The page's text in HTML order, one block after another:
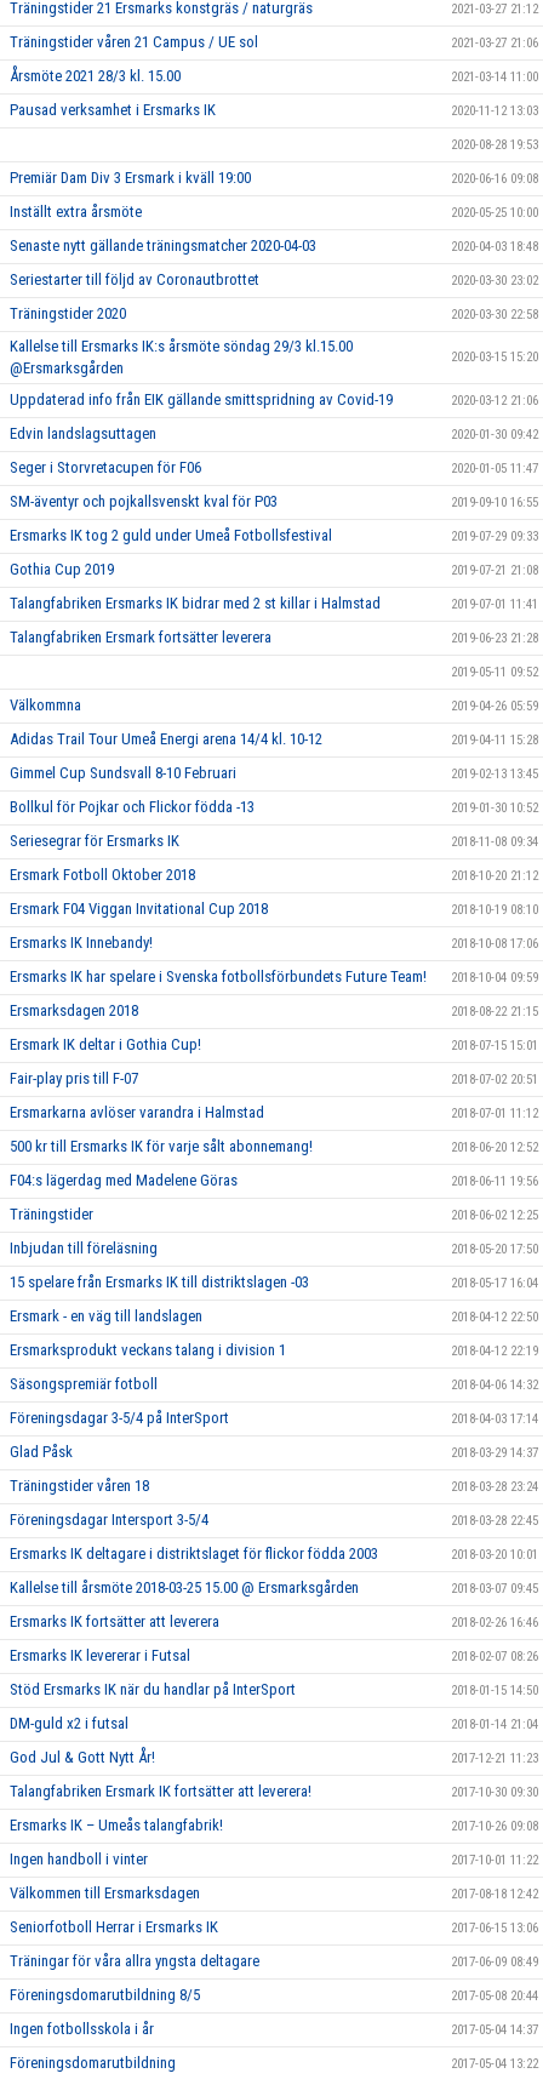
Träningstider 21 Ersmarks konstgräs / naturgräs 2021-03-27 21:12
Träningstider våren 21 Campus / UE sol 2021-03-27 21:06
Årsmöte 2021 28/3 kl. 15.00 2021-03-14 11:00
Pausad verksamhet i Ersmarks IK 2020-11-12 13:03
2020-08-28 19:53
Premiär Dam Div 3 Ersmark i kväll 19:00 2020-06-16 09:08
Inställt extra årsmöte 2020-05-25 10:00
Senaste nytt gällande träningsmatcher 2020-04-03 2020-04-03 18:48
Seriestarter till följd av Coronautbrottet 2020-03-30 23:02
Träningstider 2020 2020-03-30 22:58
Kallelse till Ersmarks IK:s årsmöte söndag 29/3 kl.15.00
@Ersmarksgården
2020-03-15 15:20
Uppdaterad info från EIK gällande smittspridning av Covid-19 2020-03-12 21:06
Edvin landslagsuttagen 2020-01-30 09:42
Seger i Storvretacupen för F06 2020-01-05 11:47
SM-äventyr och pojkallsvenskt kval för P03 2019-09-10 16:55
Ersmarks IK tog 2 guld under Umeå Fotbollsfestival 2019-07-29 09:33
Gothia Cup 2019 2019-07-21 21:08
Talangfabriken Ersmarks IK bidrar med 2 st killar i Halmstad 2019-07-01 11:41
Talangfabriken Ersmark fortsätter leverera 2019-06-23 21:28
2019-05-11 09:52
Välkommna 2019-04-26 05:59
Adidas Trail Tour Umeå Energi arena 14/4 kl. 10-12 2019-04-11 15:28
Gimmel Cup Sundsvall 8-10 Februari 2019-02-13 13:45
Bollkul för Pojkar och Flickor födda -13 2019-01-30 10:52
Seriesegrar för Ersmarks IK 2018-11-08 09:34
Ersmark Fotboll Oktober 2018 2018-10-20 21:12
Ersmark F04 Viggan Invitational Cup 2018 2018-10-19 08:10
Ersmarks IK Innebandy! 2018-10-08 17:06
Ersmarks IK har spelare i Svenska fotbollsförbundets Future Team! 2018-10-04 09:59
Ersmarksdagen 2018 2018-08-22 21:15
Ersmark IK deltar i Gothia Cup! 2018-07-15 15:01
Fair-play pris till F-07 2018-07-02 20:51
Ersmarkarna avlöser varandra i Halmstad 2018-07-01 11:12
500 kr till Ersmarks IK för varje sålt abonnemang! 2018-06-20 12:52
F04:s lägerdag med Madelene Göras 2018-06-11 19:56
Träningstider 2018-06-02 12:25
Inbjudan till föreläsning 2018-05-20 17:50
15 spelare från Ersmarks IK till distriktslagen -03 2018-05-17 16:04
Ersmark - en väg till landslagen 2018-04-12 22:50
Ersmarksprodukt veckans talang i division 1 2018-04-12 22:19
Säsongspremiär fotboll 2018-04-06 14:32
Föreningsdagar 3-5/4 på InterSport 2018-04-03 17:14
Glad Påsk 2018-03-29 14:37
Träningstider våren 18 2018-03-28 23:24
Föreningsdagar Intersport 3-5/4 2018-03-28 22:45
Ersmarks IK deltagare i distriktslaget för flickor födda 2003 2018-03-20 10:01
Kallelse till årsmöte 2018-03-25 15.00 @ Ersmarksgården 2018-03-07 09:45
Ersmarks IK fortsätter att leverera 2018-02-26 16:46
Ersmarks IK levererar i Futsal 2018-02-07 08:26
Stöd Ersmarks IK när du handlar på InterSport 2018-01-15 14:50
DM-guld x2 i futsal 2018-01-14 21:04
God Jul & Gott Nytt År! 2017-12-21 11:23
Talangfabriken Ersmark IK fortsätter att leverera! 2017-10-30 09:30
Ersmarks IK – Umeås talangfabrik! 2017-10-26 09:08
Ingen handboll i vinter 2017-10-01 11:22
Välkommen till Ersmarksdagen 2017-08-18 12:42
Seniorfotboll Herrar i Ersmarks IK 2017-06-15 13:06
Träningar för våra allra yngsta deltagare 2017-06-09 08:49
Föreningsdomarutbildning 8/5 2017-05-08 20:44
Ingen fotbollsskola i år 2017-05-04 14:37
Föreningsdomarutbildning 2017-05-04 13:22